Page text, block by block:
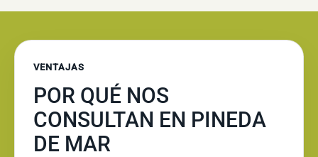
VENTAJAS
POR QUÉ NOS
CONSULTAN EN PINEDA
DE MAR